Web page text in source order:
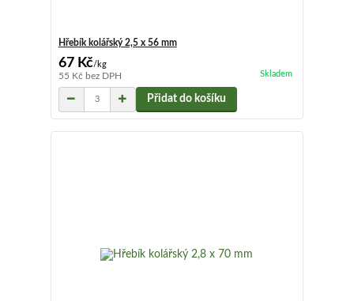
Hřebík kolářský 2,5 x 56 mm
67 Kč/kg
55 Kč bez DPH Skladem
Přidat do košíku